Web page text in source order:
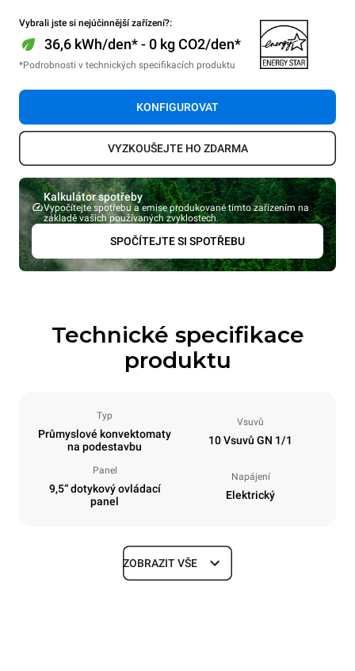
Vybrali jste si nejúčinnější zařízení?:
36,6 kWh/den* - 0 kg CO2/den*
*Podrobnosti v technických specifikacích produktu
KONFIGUROVAT
VYZKOUŠEJTE HO ZDARMA
Kalkulátor spotřeby
Vypočítejte spotřebu a emise produkované tímto zařízením na
základě vašich používaných zvyklostech.
SPOČÍTEJTE SI SPOTŘEBU
Technické specifikace
produktu
Typ
Průmyslové konvektomaty
na podestavbu
Vsuvů
10 Vsuvů GN 1/1
Panel
9,5“ dotykový ovládací
panel
Napájení
Elektrický
Rozměry
ZOBRAZIT VŠE